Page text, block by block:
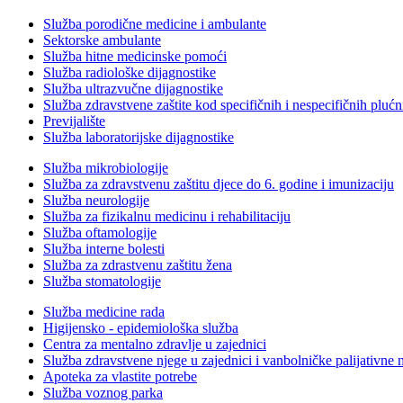
Služba porodične medicine i ambulante
Sektorske ambulante
Služba hitne medicinske pomoći
Služba radiološke dijagnostike
Služba ultrazvučne dijagnostike
Služba zdravstvene zaštite kod specifičnih i nespecifičnih
Previjalište
Služba laboratorijske dijagnostike
Služba mikrobiologije
Služba za zdravstvenu zaštitu djece do 6. godine i imunizaciju
Služba neurologije
Služba za fizikalnu medicinu i rehabilitaciju
Služba oftamologije
Služba interne bolesti
Služba za zdrastvenu zaštitu žena
Služba stomatologije
Služba medicine rada
Higijensko - epidemiološka služba
Centra za mentalno zdravlje u zajednici
Služba zdravstvene njege u zajednici i vanbolničke palijativne
Apoteka za vlastite potrebe
Služba voznog parka